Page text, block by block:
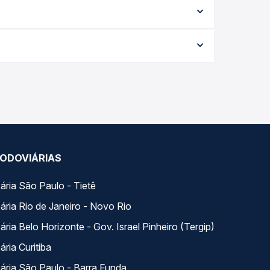
na data desejada.
a melhor oferta para o seu roteiro.
São Paulo - Tietê
Rio de Janeiro - Novo Rio
Belo Horizonte - Gov. Israel Pinheiro (Tergip)
Curitiba
São Paulo - Barra Funda